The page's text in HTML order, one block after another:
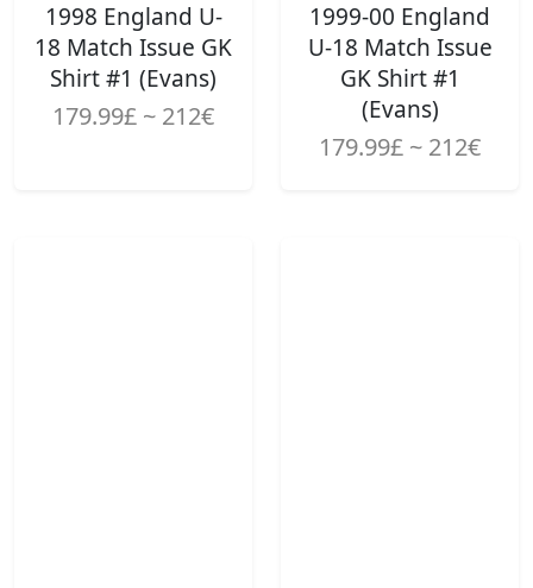
1998 England U-
18 Match Issue GK
Shirt #1 (Evans)
179.99£ ~ 212€
1999-00 England
U-18 Match Issue
GK Shirt #1
(Evans)
179.99£ ~ 212€